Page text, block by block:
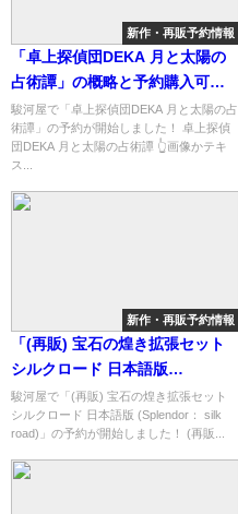
新作・再販予約情報
「卓上探偵団DEKA 月と太陽の
占術譚」の概略と予約購入可能
なショップ紹介！
駿河屋で「卓上探偵団DEKA 月と太陽の占
術譚」の予約が開始しました！ 卓上探偵
団DEKA 月と太陽の占術譚 👆画像かテキ
ス...
新作・再販予約情報
「(再販) 宝石の煌き拡張セット
シルクロード 日本語版
(Splendor： silk road)」の概略
と予約購入可能なショップ紹
介！
駿河屋で「(再販) 宝石の煌き拡張セット
シルクロード 日本語版 (Splendor： silk
road)」の予約が開始しました！ (再販...